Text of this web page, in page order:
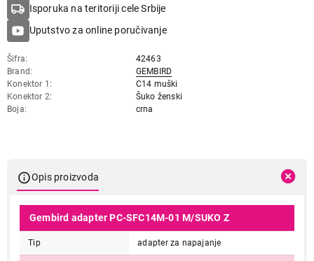
Isporuka na teritoriji cele Srbije
Uputstvo za online poručivanje
Šifra
42463
Brand
GEMBIRD
Konektor 1
C14 muški
Konektor 2
Šuko ženski
Boja
crna
Opis proizvoda
Gembird adapter PC-SFC14M-01 M/SUKO Z
Tip adapter za napajanje